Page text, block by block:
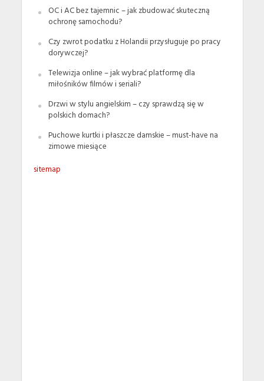
OC i AC bez tajemnic – jak zbudować skuteczną
ochronę samochodu?
Czy zwrot podatku z Holandii przysługuje po pracy
dorywczej?
Telewizja online – jak wybrać platformę dla
miłośników filmów i seriali?
Drzwi w stylu angielskim – czy sprawdzą się w
polskich domach?
Puchowe kurtki i płaszcze damskie – must-have na
zimowe miesiące
sitemap